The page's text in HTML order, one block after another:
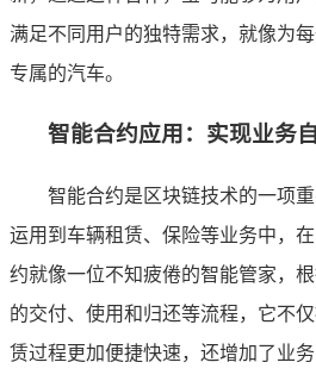
满足不同用户的独特需求，就像为
专属的汽车。
智能合约应用：实现业务
智能合约是区块链技术的一项
运用到车辆租赁、保险等业务中，
约就像一位不知疲倦的智能管家，
的交付、使用和归还等流程，它不
赁过程更加便捷快速，还增加了业